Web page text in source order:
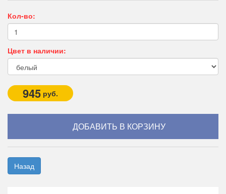
Кол-во:
Цвет в наличии:
945 руб.
Назад